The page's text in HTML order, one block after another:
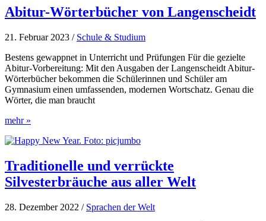
Eisdielen
der
Abitur-Wörterbücher von Langenscheidt
21. Februar 2023 / Schule & Studium
Bestens gewappnet in Unterricht und Prüfungen Für die gezielte
Abitur-Vorbereitung: Mit den Ausgaben der Langenscheidt Abitur-
Wörterbücher bekommen die Schülerinnen und Schüler am
Gymnasium einen umfassenden, modernen Wortschatz. Genau die
Wörter, die man braucht
Abitur-
von
mehr »
Traditionelle und verrückte
Silvesterbräuche aus aller Welt
28. Dezember 2022 / Sprachen der Welt